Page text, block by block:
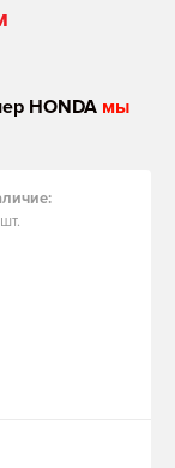
HONDA мы